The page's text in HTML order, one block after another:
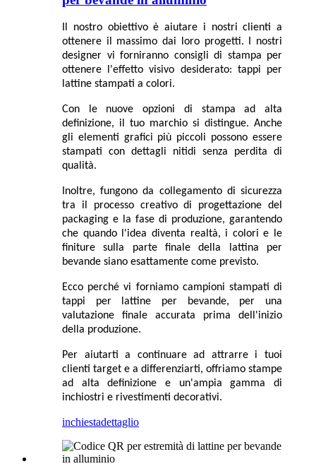
Il nostro obiettivo è aiutare i nostri clienti a
ottenere il massimo dai loro progetti. I nostri
designer vi forniranno consigli di stampa per
ottenere l'effetto visivo desiderato: tappi per
lattine stampati a colori.
Con le nuove opzioni di stampa ad alta
definizione, il tuo marchio si distingue. Anche
gli elementi grafici più piccoli possono essere
stampati con dettagli nitidi senza perdita di
qualità.
Inoltre, fungono da collegamento di sicurezza
tra il processo creativo di progettazione del
packaging e la fase di produzione, garantendo
che quando l'idea diventa realtà, i colori e le
finiture sulla parte finale della lattina per
bevande siano esattamente come previsto.
Ecco perché vi forniamo campioni stampati di
tappi per lattine per bevande, per una
valutazione finale accurata prima dell'inizio
della produzione.
Per aiutarti a continuare ad attrarre i tuoi
clienti target e a differenziarti, offriamo stampe
ad alta definizione e un'ampia gamma di
inchiostri e rivestimenti decorativi.
inchiestadettaglio